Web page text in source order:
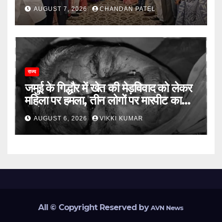
विलय के बावजूद बागी सांसदों में बढ़ी खींचतान,
भाजपा को लेकर भी दो राय
AUGUST 7, 2026 CHANDAN PATEL
राज्य
जमुई के गिद्धौर में खेत की मेड़विवाद को लेकर
महिला पर हमला, तीन लोगों पर मारपीट का
आरोप
AUGUST 6, 2026 VIKKI KUMAR
All © Copyright Reserved byAVN News